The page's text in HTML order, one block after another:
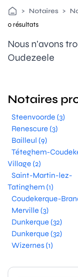
> Notaires >
0 résultats
Nous n'avons
Oudezeele
Notaires
Steenvoorde (3)
Renescure (3)
Bailleul (9)
Téteghem-
Village (2)
Saint-Martin-lez-
Tatinghem (1)
Coudekerque-
Merville (3)
Dunkerque (32)
Dunkerque (32)
Wizernes (1)